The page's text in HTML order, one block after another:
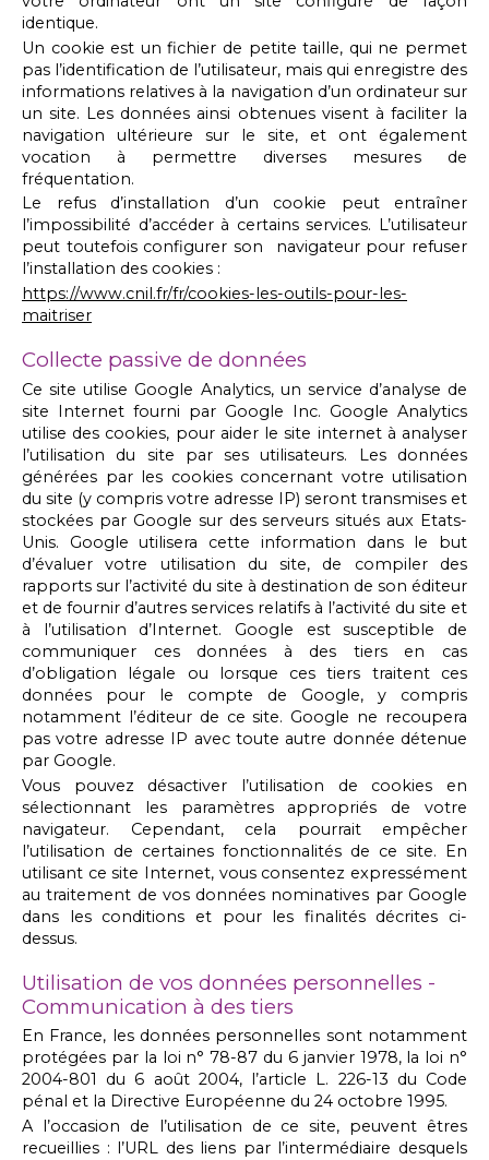
identique.
Un cookie est un fichier de petite taille, qui ne permet
pas l’identification de l’utilisateur, mais qui enregistre des
informations relatives à la navigation d’un ordinateur sur
un site. Les données ainsi obtenues visent à faciliter la
navigation ultérieure sur le site, et ont également
vocation à permettre diverses mesures de
fréquentation.
Le refus d’installation d’un cookie peut entraîner
l’impossibilité d’accéder à certains services. L’utilisateur
peut toutefois configurer son navigateur pour refuser
l’installation des cookies :
https://www.cnil.fr/fr/cookies-les-outils-pour-les-
maitriser
Collecte passive de données
Ce site utilise Google Analytics, un service d’analyse de
site Internet fourni par Google Inc. Google Analytics
utilise des cookies, pour aider le site internet à analyser
l’utilisation du site par ses utilisateurs. Les données
générées par les cookies concernant votre utilisation
du site (y compris votre adresse IP) seront transmises et
stockées par Google sur des serveurs situés aux Etats-
Unis. Google utilisera cette information dans le but
d’évaluer votre utilisation du site, de compiler des
rapports sur l’activité du site à destination de son éditeur
et de fournir d’autres services relatifs à l’activité du site et
à l’utilisation d’Internet. Google est susceptible de
communiquer ces données à des tiers en cas
d’obligation légale ou lorsque ces tiers traitent ces
données pour le compte de Google, y compris
notamment l’éditeur de ce site. Google ne recoupera
pas votre adresse IP avec toute autre donnée détenue
par Google.
Vous pouvez désactiver l’utilisation de cookies en
sélectionnant les paramètres appropriés de votre
navigateur. Cependant, cela pourrait empêcher
l’utilisation de certaines fonctionnalités de ce site. En
utilisant ce site Internet, vous consentez expressément
au traitement de vos données nominatives par Google
dans les conditions et pour les finalités décrites ci-
dessus.
Utilisation de vos données personnelles -
Communication à des tiers
En France, les données personnelles sont notamment
protégées par la loi n° 78-87 du 6 janvier 1978, la loi n°
2004-801 du 6 août 2004, l’article L. 226-13 du Code
pénal et la Directive Européenne du 24 octobre 1995.
A l’occasion de l’utilisation de ce site, peuvent êtres
recueillies : l’URL des liens par l’intermédiaire desquels